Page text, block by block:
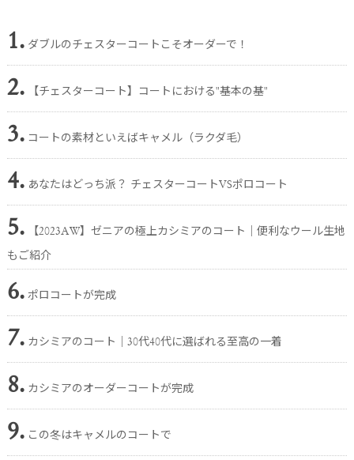
1. ダブルのチェスターコートこそオーダーで！
2. 【チェスターコート】コートにおける"基本の基"
3. コートの素材といえばキャメル（ラクダ毛）
4. あなたはどっち派？ チェスターコートVSポロコート
5. 【2023AW】ゼニアの極上カシミアのコート｜便利なウール生地
もご紹介
6. ポロコートが完成
7. カシミアのコート｜30代40代に選ばれる至高の一着
8. カシミアのオーダーコートが完成
9. この冬はキャメルのコートで